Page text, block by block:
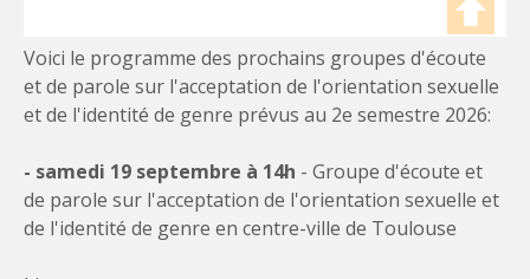
Voici le programme des prochains groupes d'écoute
et de parole sur l'acceptation de l'orientation sexuelle
et de l'identité de genre prévus au 2e semestre 2026:
- samedi 19 septembre à 14h - Groupe d'écoute et
de parole sur l'acceptation de l'orientation sexuelle et
de l'identité de genre en centre-ville de Toulouse